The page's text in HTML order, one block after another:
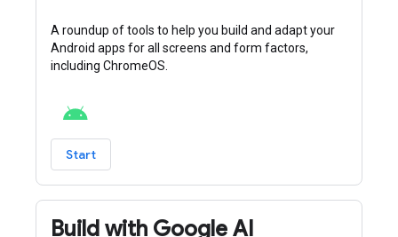
A roundup of tools to help you build and adapt your
Android apps for all screens and form factors,
including ChromeOS.
Start
Build with Google AI